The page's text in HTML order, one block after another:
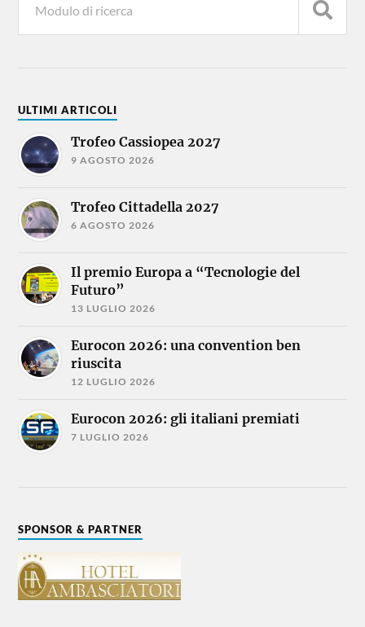
ULTIMI ARTICOLI
Trofeo Cassiopea 2027
9 AGOSTO 2026
Trofeo Cittadella 2027
6 AGOSTO 2026
Il premio Europa a “Tecnologie del
Futuro”
13 LUGLIO 2026
Eurocon 2026: una convention ben
riuscita
12 LUGLIO 2026
Eurocon 2026: gli italiani premiati
7 LUGLIO 2026
SPONSOR & PARTNER